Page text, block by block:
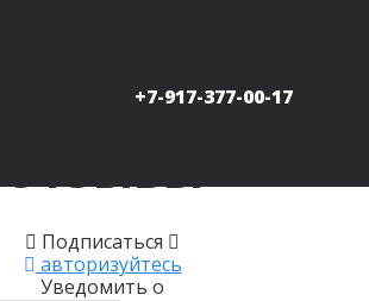
+7-917-377-00-17
>Отзывы
Отзывы
Подписаться
авторизуйтесь
Уведомить о